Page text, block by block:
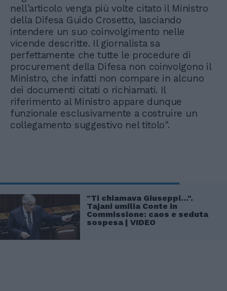
nell'articolo venga più volte citato il Ministro
della Difesa Guido Crosetto, lasciando
intendere un suo coinvolgimento nelle
vicende descritte. Il giornalista sa
perfettamente che tutte le procedure di
procurement della Difesa non coinvolgono il
Ministro, che infatti non compare in alcuno
dei documenti citati o richiamati. Il
riferimento al Ministro appare dunque
funzionale esclusivamente a costruire un
collegamento suggestivo nel titolo".
"Ti chiamava Giuseppi...".
Tajani umilia Conte in
Commissione: caos e seduta
sospesa | VIDEO